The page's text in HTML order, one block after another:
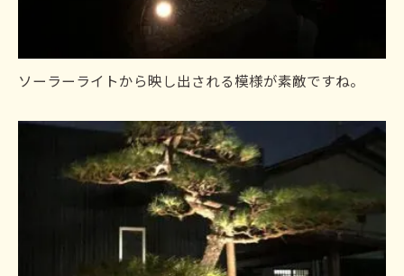
ソーラーライトから映し出される模様が素敵ですね。